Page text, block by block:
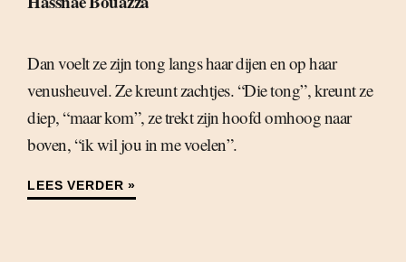
Dan voelt ze zijn tong langs haar dijen en op haar
venusheuvel. Ze kreunt zachtjes. “Die tong”, kreunt ze
diep, “maar kom”, ze trekt zijn hoofd omhoog naar
boven, “ik wil jou in me voelen”.
LEES VERDER »